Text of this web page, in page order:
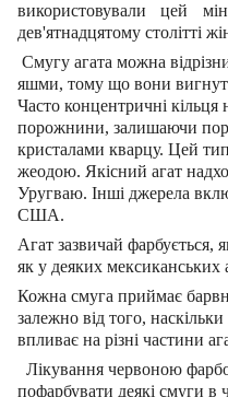
використовувалицей
дев'ятнадцятому столітті
Смугу агата можна
яшми, тому що вони
Часто концентричні
порожнини, залишаючи
кристалами кварцу. Цей
жеодою. Якісний агат
Уругваю. Інші джерела
США.
Агат зазвичай фарбується,
як у деяких мексиканських
Кожна смуга приймає
залежно від того,
впливає на різні частини
Лікування червоною
пофарбувати деякі смуги в